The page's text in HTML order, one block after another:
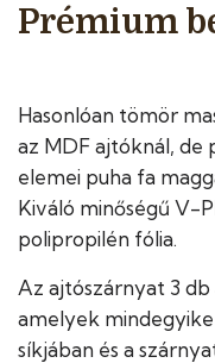
Prémium
Hasonlóan tömör
az MDF ajtóknál, de
elemei puha fa
Kiváló minőségű V-
polipropilén fólia.
Az ajtószárnyat 3
amelyek
síkjában és a